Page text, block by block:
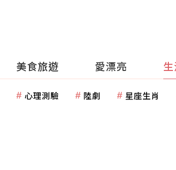
美食旅遊 愛漂亮
心理測驗 陸劇 星座生肖